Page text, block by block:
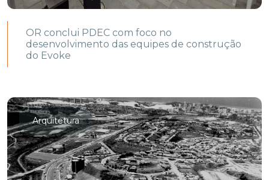
OR conclui PDEC com foco no
desenvolvimento das equipes de construção
do Evoke
Arquitetura